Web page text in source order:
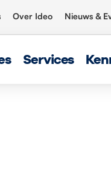
Over Ideo Nieuws &
Services